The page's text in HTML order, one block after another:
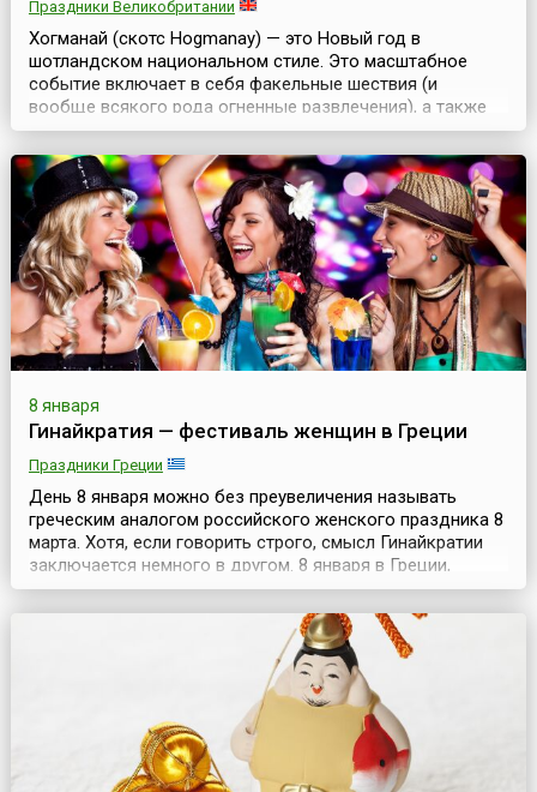
Праздники Великобритании
Хогманай (скотс Hogmanay) — это Новый год в
шотландском национальном стиле. Это масштабное
событие включает в себя факельные шествия (и
вообще всякого рода огненные развлечения), а также
разные вечеринки, представления и аттракционы. Самые
значительные хогманайские мероприятия проходят на
улицах Эдинбурга и Глазго и продолжаются, как
правило, два дня. Этимология слова Hogmanay не
совсем ясна. ...
8 января
Гинайкратия — фестиваль женщин в Греции
Праздники Греции
День 8 января можно без преувеличения называть
греческим аналогом российского женского праздника 8
марта. Хотя, если говорить строго, смысл Гинайкратии
заключается немного в другом. 8 января в Греции,
преимущественно в городе Моноклисия (греч.
Μονοκκλησιά), а также во многих деревнях и селах
северной части страны проходит женский фестиваль
Гинайкратия (греч. γυναικοκρατία). В этот день в с...